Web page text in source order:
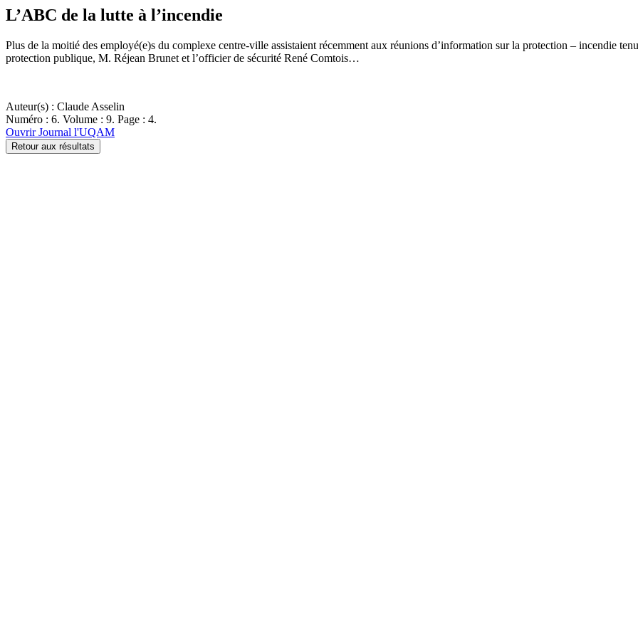
L’ABC de la lutte à l’incendie
Plus de la moitié des employé(e)s du complexe centre-ville assistaient récemment aux réunions d’information sur la protection – incendie
protection publique, M. Réjean Brunet et l’officier de sécurité René Comtois…
Auteur(s) : Claude Asselin
Numéro : 6. Volume : 9. Page : 4.
Ouvrir Journal l'UQAM
Retour aux résultats